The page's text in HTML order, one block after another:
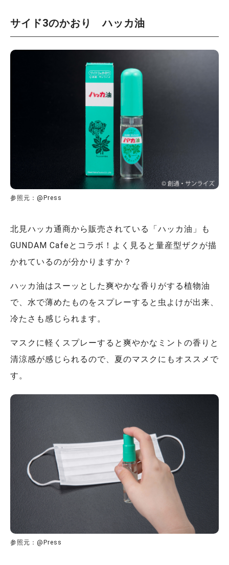
サイド3のかおり ハッカ油
参照元：@Press
北見ハッカ通商から販売されている「ハッカ油」も
GUNDAM Cafeとコラボ！よく見ると量産型ザクが描
かれているのが分かりますか？
ハッカ油はスーッとした爽やかな香りがする植物油
で、水で薄めたものをスプレーすると虫よけが出来、
冷たさも感じられます。
マスクに軽くスプレーすると爽やかなミントの香りと
清涼感が感じられるので、夏のマスクにもオススメで
す。
参照元：@Press